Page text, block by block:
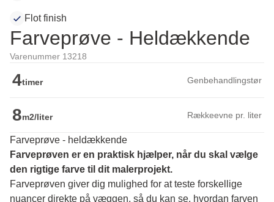
Flot finish
Farveprøve - Heldækkende
Varenummer 13218
4timer Genbehandlingstør
8m2/liter Rækkeevne pr. liter
Farveprøve - heldækkende
Farveprøven er en praktisk hjælper, når du skal vælge
den rigtige farve til dit malerprojekt.
Farveprøven giver dig mulighed for at teste forskellige
nuancer direkte på væggen, så du kan se, hvordan farven